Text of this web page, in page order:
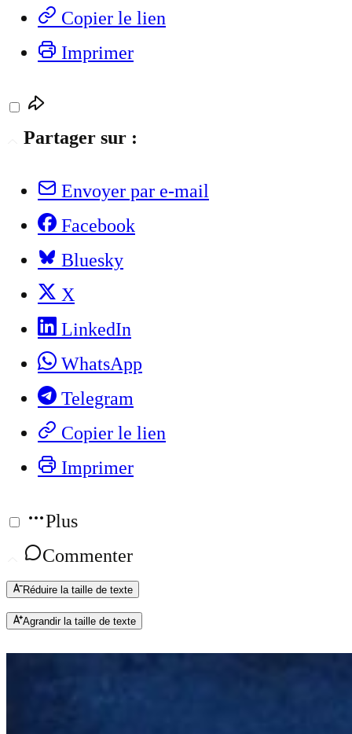
Copier le lien
Imprimer
Partager sur :
Envoyer par e-mail
Facebook
Bluesky
X
LinkedIn
WhatsApp
Telegram
Copier le lien
Imprimer
Plus
Commenter
Réduire la taille de texte
Agrandir la taille de texte